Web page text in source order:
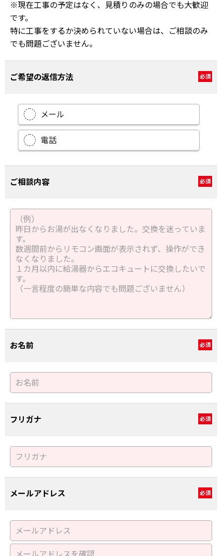
※現在工事の予定はなく、見積りのみの場合でも大歓迎
です。
特に工事をするか決められていない場合は、ご相談のみ
でも問題ございません。
ご希望の返信方法 必須
メール
電話
ご相談内容 必須
お名前 必須
フリガナ 必須
メールアドレス 必須